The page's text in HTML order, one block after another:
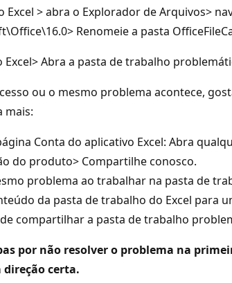
Excel > abra o Explorador de Arquivos>
Renomeie a pasta
Excel> Abra a pasta de trabalho
ou o mesmo problema acontece,
mais:
Conta do aplicativo Excel: Abra
do produto> Compartilhe conosco.
problema ao trabalhar na pasta de
da pasta de trabalho do Excel para
compartilhar a pasta de trabalho
por não resolver o problema na
certa.